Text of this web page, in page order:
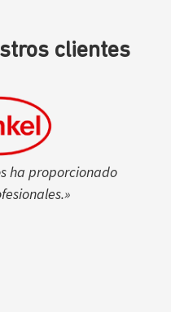
clientes
ha proporcionado